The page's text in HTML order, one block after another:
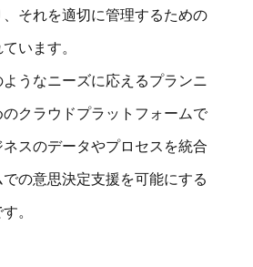
それを適切に管理するための
います。
うなニーズに応えるプランニ
クラウドプラットフォームで
スのデータやプロセスを統合
の意思決定支援を可能にする
。